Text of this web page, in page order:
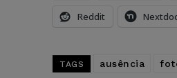
Reddit
TAGS ausência